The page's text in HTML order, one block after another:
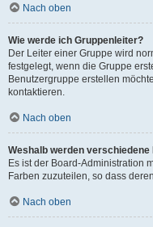
Nach oben
Wie werde ich Gruppenleiter?
Der Leiter einer Gruppe wird
festgelegt, wenn die Gruppe
Benutzergruppe erstellen
kontaktieren.
Nach oben
Weshalb werden
Es ist der Board-Administration
Farben zuzuteilen, so dass
Nach oben